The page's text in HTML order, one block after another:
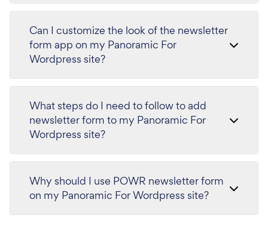
Can I customize the look of the newsletter
form app on my Panoramic For
Wordpress site?
What steps do I need to follow to add
newsletter form to my Panoramic For
Wordpress site?
Why should I use POWR newsletter form
on my Panoramic For Wordpress site?